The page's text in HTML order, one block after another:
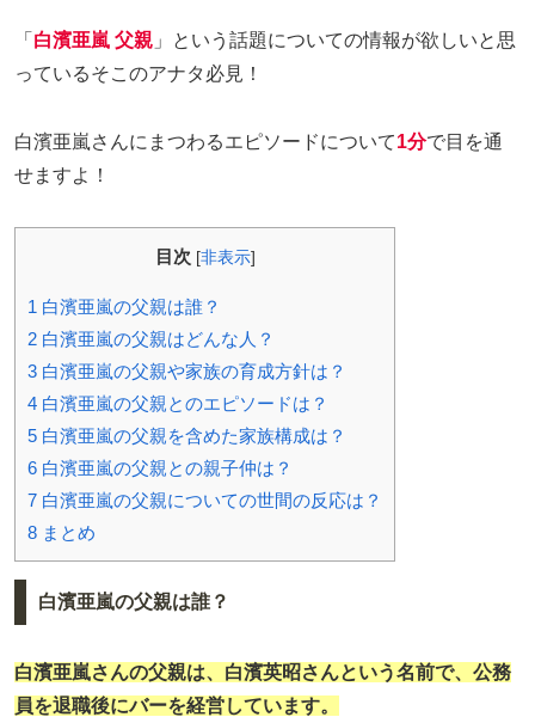
「 白濱亜嵐 父親 」という話題についての情報が欲しいと思
っているそこのアナタ必見！
白濱亜嵐さんにまつわるエピソードについて1分で目を通
せますよ！
目次 [非表示]
1 白濱亜嵐の父親は誰？
2 白濱亜嵐の父親はどんな人？
3 白濱亜嵐の父親や家族の育成方針は？
4 白濱亜嵐の父親とのエピソードは？
5 白濱亜嵐の父親を含めた家族構成は？
6 白濱亜嵐の父親との親子仲は？
7 白濱亜嵐の父親についての世間の反応は？
8 まとめ
白濱亜嵐の父親は誰？
白濱亜嵐さんの父親は、 白濱英昭さんという名前で、公務
員を退職後にバーを経営しています。